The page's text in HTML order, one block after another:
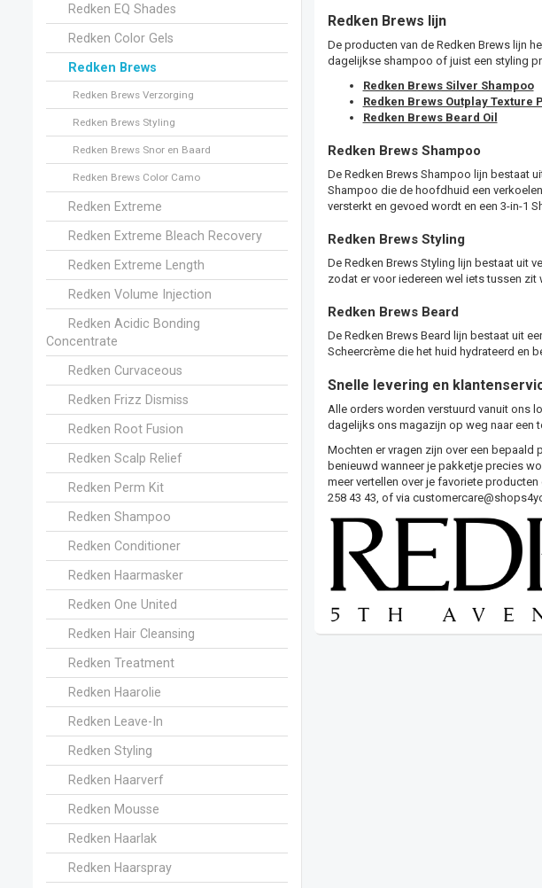
Redken EQ Shades
Redken Color Gels
Redken Brews
Redken Brews Verzorging
Redken Brews Styling
Redken Brews Snor en Baard
Redken Brews Color Camo
Redken Extreme
Redken Extreme Bleach Recovery
Redken Extreme Length
Redken Volume Injection
Redken Acidic Bonding
Concentrate
Redken Curvaceous
Redken Frizz Dismiss
Redken Root Fusion
Redken Scalp Relief
Redken Perm Kit
Redken Shampoo
Redken Conditioner
Redken Haarmasker
Redken One United
Redken Hair Cleansing
Redken Treatment
Redken Haarolie
Redken Leave-In
Redken Styling
Redken Haarverf
Redken Mousse
Redken Haarlak
Redken Haarspray
Redken Brews lijn
De producten van de Redken Brews lijn
dagelijkse shampoo of juist een styling
Redken Brews Silver Shampoo
Redken Brews Outplay Texture
Redken Brews Beard Oil
Redken Brews Shampoo
De Redken Brews Shampoo lijn bestaat
Shampoo die de hoofdhuid een
versterkt en gevoed wordt en een 3-in-1
Redken Brews Styling
De Redken Brews Styling lijn bestaat uit
zodat er voor iedereen wel iets tussen
Redken Brews Beard
De Redken Brews Beard lijn bestaat uit
Scheercrème die het huid hydrateerd en
Snelle levering en
Alle orders worden verstuurd vanuit ons
dagelijks ons magazijn op weg naar een
Mochten er vragen zijn over een bepaald
benieuwd wanneer je pakketje precies
meer vertellen over je favoriete
258 43 43, of via